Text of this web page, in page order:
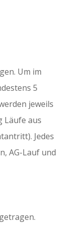
Um im
5
jeweils
Läufe aus
Jedes
AG-Lauf und